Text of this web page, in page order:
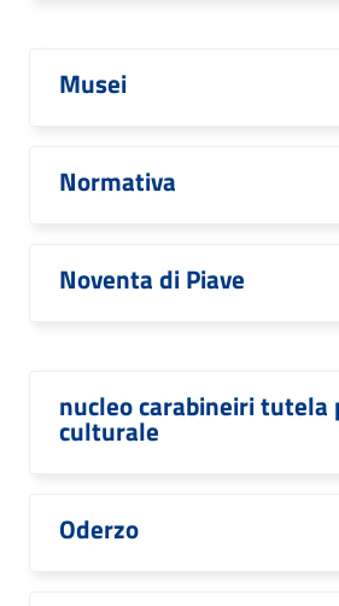
Musei
Normativa
Noventa di Piave
nucleo carabineiri tutela
culturale
Oderzo